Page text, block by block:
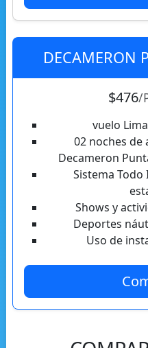
DECAMERON
$476/
vuelo
02 noches de
Decameron
Sistema
Shows y
Deportes
Uso de